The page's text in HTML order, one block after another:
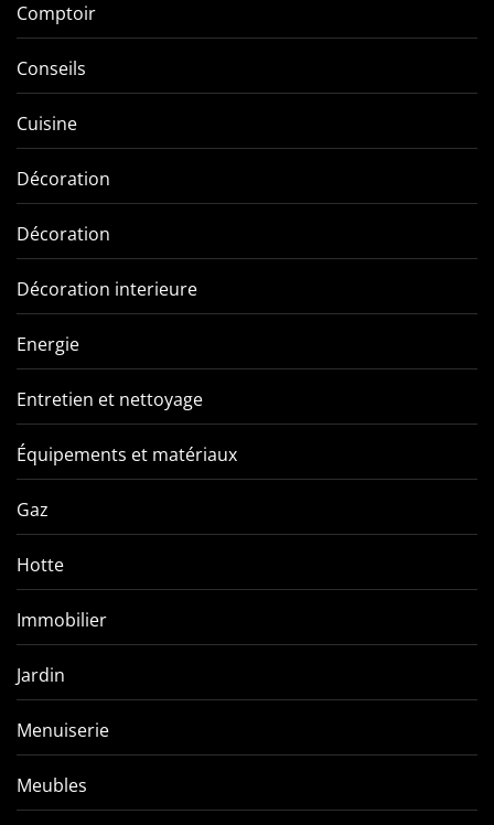
Comptoir
Conseils
Cuisine
Décoration
Décoration
Décoration interieure
Energie
Entretien et nettoyage
Équipements et matériaux
Gaz
Hotte
Immobilier
Jardin
Menuiserie
Meubles